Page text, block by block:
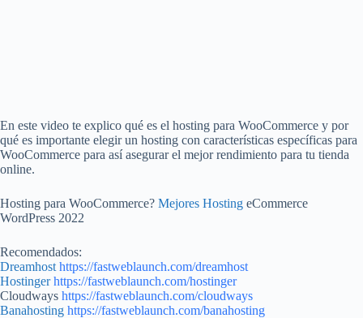
En este video te explico qué es el hosting para WooCommerce y por
qué es importante elegir un hosting con características específicas para
WooCommerce para así asegurar el mejor rendimiento para tu tienda
online.
Hosting para WooCommerce? Mejores Hosting eCommerce
WordPress 2022
Recomendados:
Dreamhost https://fastweblaunch.com/dreamhost
Hostinger https://fastweblaunch.com/hostinger
Cloudways https://fastweblaunch.com/cloudways
Banahosting https://fastweblaunch.com/banahosting